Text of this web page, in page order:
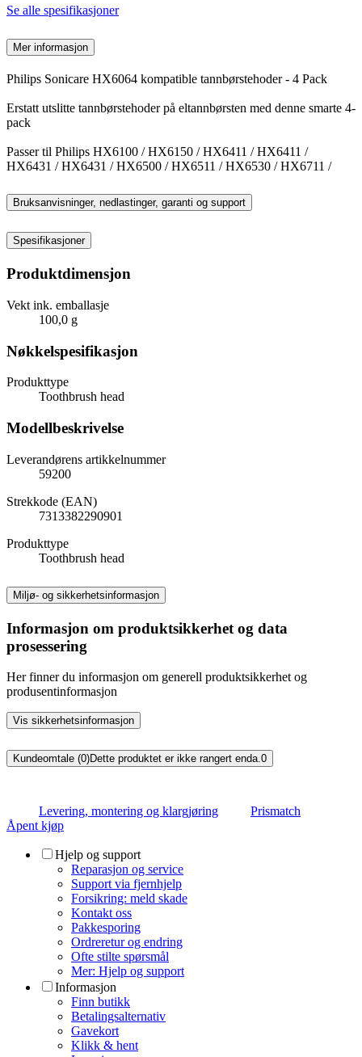
Se alle spesifikasjoner
Mer informasjon
Philips Sonicare HX6064 kompatible tannbørstehoder - 4 Pack
Erstatt utslitte tannbørstehoder på eltannbørsten med denne smarte 4-
pack
Passer til Philips HX6100 / HX6150 / HX6411 / HX6411 /
HX6431 / HX6431 / HX6500 / HX6511 / HX6530 / HX6711 /
Bruksanvisninger, nedlastinger, garanti og support
Spesifikasjoner
Produktdimensjon
Vekt ink. emballasje
100,0 g
Nøkkelspesifikasjon
Produkttype
Toothbrush head
Modellbeskrivelse
Leverandørens artikkelnummer
59200
Strekkode (EAN)
7313382290901
Produkttype
Toothbrush head
Miljø- og sikkerhetsinformasjon
Informasjon om produktsikkerhet og data
prosessering
Her finner du informasjon om generell produktsikkerhet og
produsentinformasjon
Vis sikkerhetsinformasjon
Kundeomtale (0)Dette produktet er ikke rangert enda.0
Levering, montering og klargjøring
Prismatch
Åpent kjøp
Hjelp og support
Reparasjon og service
Support via fjernhjelp
Forsikring: meld skade
Kontakt oss
Pakkesporing
Ordreretur og endring
Ofte stilte spørsmål
Mer: Hjelp og support
Informasjon
Finn butikk
Betalingsalternativ
Gavekort
Klikk & hent